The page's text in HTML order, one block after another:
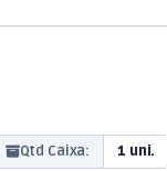
Qtd Caixa: 1 uni.